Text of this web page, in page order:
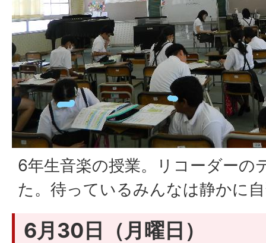
6年生音楽の授業。リコーダーの
た。待っているみんなは静かに
6月30日（月曜日）